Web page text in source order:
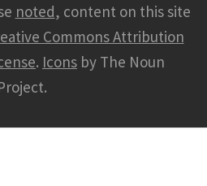
noted, content on this site
Commons Attribution
. Icons by The Noun